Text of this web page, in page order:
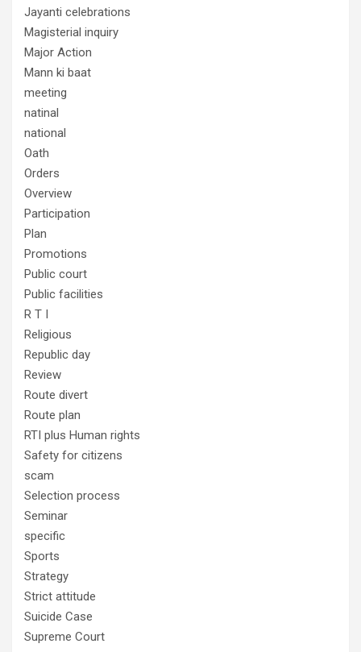
Jayanti celebrations
Magisterial inquiry
Major Action
Mann ki baat
meeting
natinal
national
Oath
Orders
Overview
Participation
Plan
Promotions
Public court
Public facilities
R T I
Religious
Republic day
Review
Route divert
Route plan
RTI plus Human rights
Safety for citizens
scam
Selection process
Seminar
specific
Sports
Strategy
Strict attitude
Suicide Case
Supreme Court